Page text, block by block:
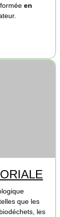
en
que les
les